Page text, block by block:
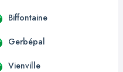
Biffontaine
Gerbépal
Vienville